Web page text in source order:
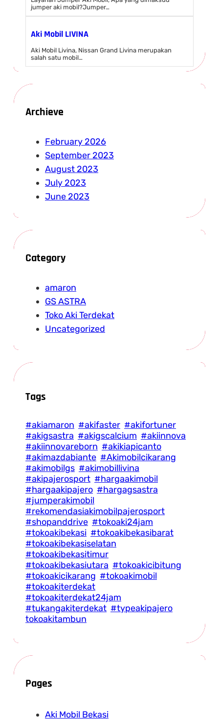
jumper aki mobil?Jumper…
Aki Mobil LIVINA
Aki Mobil Livina, Nissan Grand Livina merupakan
salah satu mobil…
Archieve
February 2026
September 2023
August 2023
July 2023
June 2023
Category
amaron
GS ASTRA
Toko Aki Terdekat
Uncategorized
Tags
#akiamaron #akifaster #akifortuner
#akigsastra #akigscalcium #akiinnova
#akiinnovareborn #akikiapicanto
#akimazdabiante #Akimobilcikarang
#akimobilgs #akimobillivina
#akipajerosport #hargaakimobil
#hargaakipajero #hargagsastra
#jumperakimobil
#rekomendasiakimobilpajerosport
#shopanddrive #tokoaki24jam
#tokoakibekasi #tokoakibekasibarat
#tokoakibekasiselatan
#tokoakibekasitimur
#tokoakibekasiutara #tokoakicibitung
#tokoakicikarang #tokoakimobil
#tokoakiterdekat
#tokoakiterdekat24jam
#tukangakiterdekat #typeakipajero
tokoakitambun
Pages
Aki Mobil Bekasi